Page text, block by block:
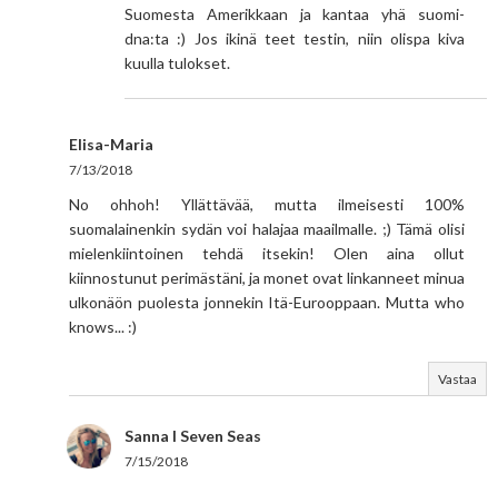
Suomesta Amerikkaan ja kantaa yhä suomi-
dna:ta :) Jos ikinä teet testin, niin olispa kiva
kuulla tulokset.
Elisa-Maria
7/13/2018
No ohhoh! Yllättävää, mutta ilmeisesti 100%
suomalainenkin sydän voi halajaa maailmalle. ;) Tämä olisi
mielenkiintoinen tehdä itsekin! Olen aina ollut
kiinnostunut perimästäni, ja monet ovat linkanneet minua
ulkonäön puolesta jonnekin Itä-Eurooppaan. Mutta who
knows... :)
Vastaa
Sanna I Seven Seas
7/15/2018